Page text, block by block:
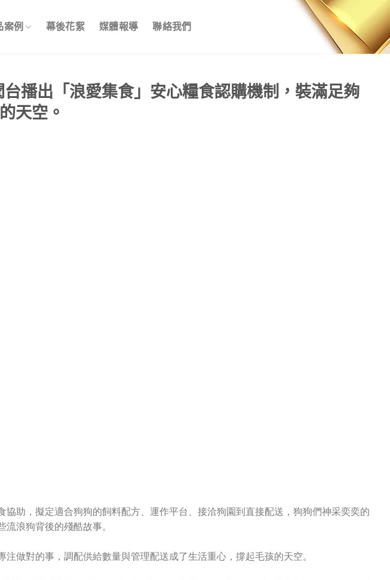
案例 幕後花絮 媒體報導 聯絡我們
播出「浪愛集食」安心糧食認購機制，裝滿足夠
天空。
助，擬定適合狗狗的飼料配方、運作平台、接洽狗園到直接配送，狗狗們神采奕奕的
浪狗背後的殘酷故事。
做對的事，調配供給數量與管理配送成了生活重心，撐起毛孩的天空。